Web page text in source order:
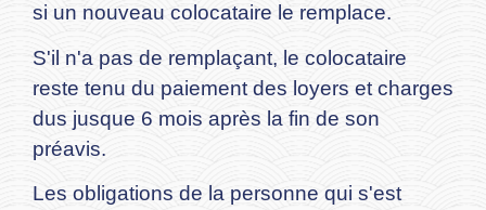
si un nouveau colocataire le remplace.
S'il n'a pas de remplaçant, le colocataire
reste tenu du paiement des loyers et charges
dus jusque 6 mois après la fin de son
préavis.
Les obligations de la personne qui s'est